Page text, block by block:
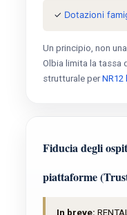
✓ Dotazioni
Un principio, non
Olbia limita la tassa
strutturale perNR12
Fiducia degli
piattaforme
In breve: